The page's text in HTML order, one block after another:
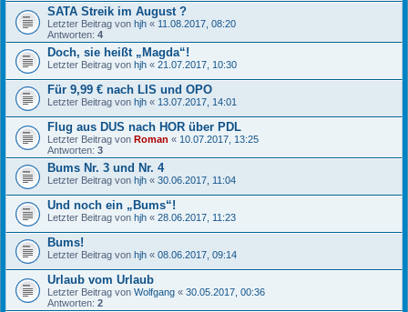
SATA Streik im August ?
Letzter Beitrag von hjh « 11.08.2017, 08:20
Antworten: 4
Doch, sie heißt „Magda“!
Letzter Beitrag von hjh « 21.07.2017, 10:30
Für 9,99 € nach LIS und OPO
Letzter Beitrag von hjh « 13.07.2017, 14:01
Flug aus DUS nach HOR über PDL
Letzter Beitrag von Roman « 10.07.2017, 13:25
Antworten: 3
Bums Nr. 3 und Nr. 4
Letzter Beitrag von hjh « 30.06.2017, 11:04
Und noch ein „Bums“!
Letzter Beitrag von hjh « 28.06.2017, 11:23
Bums!
Letzter Beitrag von hjh « 08.06.2017, 09:14
Urlaub vom Urlaub
Letzter Beitrag von Wolfgang « 30.05.2017, 00:36
Antworten: 2